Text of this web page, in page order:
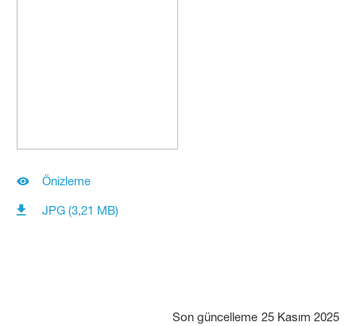
Önizleme
JPG (3,21 MB)
Son güncelleme 25 Kasım 2025